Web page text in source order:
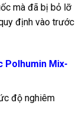
mà đã bị bỏ lỡ
định vào trước
Polhumin Mix-
độ nghiêm